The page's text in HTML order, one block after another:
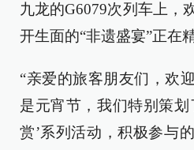
九龙的G6079次列车上，
开生面的“非遗盛宴”正在
“亲爱的旅客朋友们，欢
是元宵节，我们特别策
赏’系列活动，积极参与